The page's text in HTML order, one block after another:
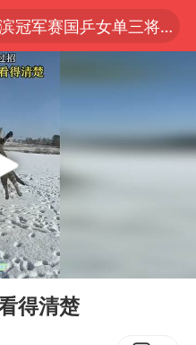
WTT横滨冠军赛国乒女单三将晋级四强
撬动暑期消费新蓝海
科斯把路走绝了
回来了吗
有序停课
得清楚